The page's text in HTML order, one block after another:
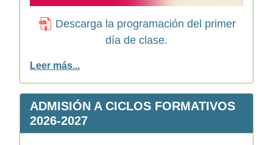
Descarga la programación del primer
día de clase.
Leer más...
ADMISIÓN A CICLOS FORMATIVOS
2026-2027